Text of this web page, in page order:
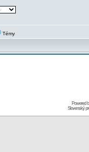
Témy
Powered
Slovenský